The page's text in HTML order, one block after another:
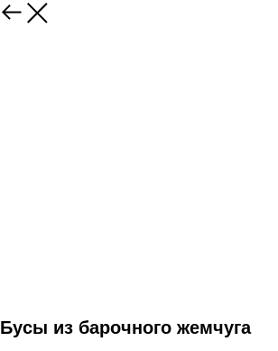
Бусы из барочного жемчуга